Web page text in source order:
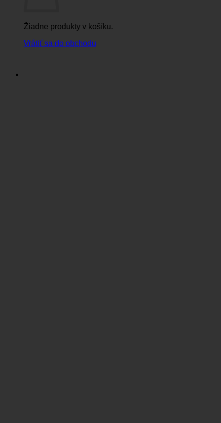
Žiadne produkty v košíku.
Vrátiť sa do obchodu